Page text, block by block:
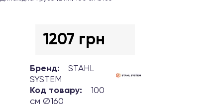
1207 грн
Бренд:
STAHL
SYSTEM
Код товару:
100
см Ø160